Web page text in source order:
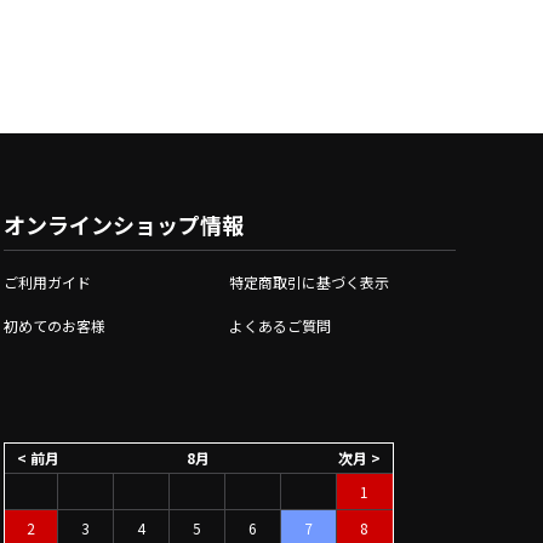
オンラインショップ情報
ご利用ガイド 特定商取引に基づく表示
初めてのお客様 よくあるご質問
8月
< 前月
次月 >
1
2
3 4 5 6 7 8